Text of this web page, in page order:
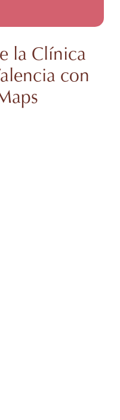
la Clínica
con